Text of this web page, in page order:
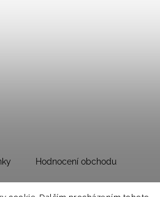
Hodnocení obchodu